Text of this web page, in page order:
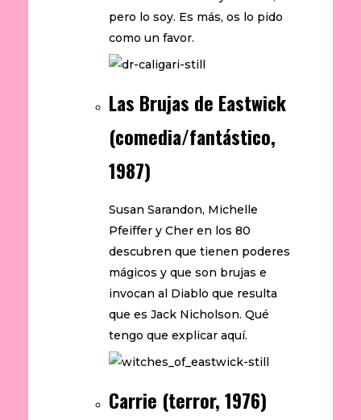
pero lo soy. Es más, os lo pido
como un favor.
Las Brujas de Eastwick
(comedia/fantástico,
1987)
Susan Sarandon, Michelle
Pfeiffer y Cher en los 80
descubren que tienen poderes
mágicos y que son brujas e
invocan al Diablo que resulta
que es Jack Nicholson. Qué
tengo que explicar aquí.
Carrie (terror, 1976)